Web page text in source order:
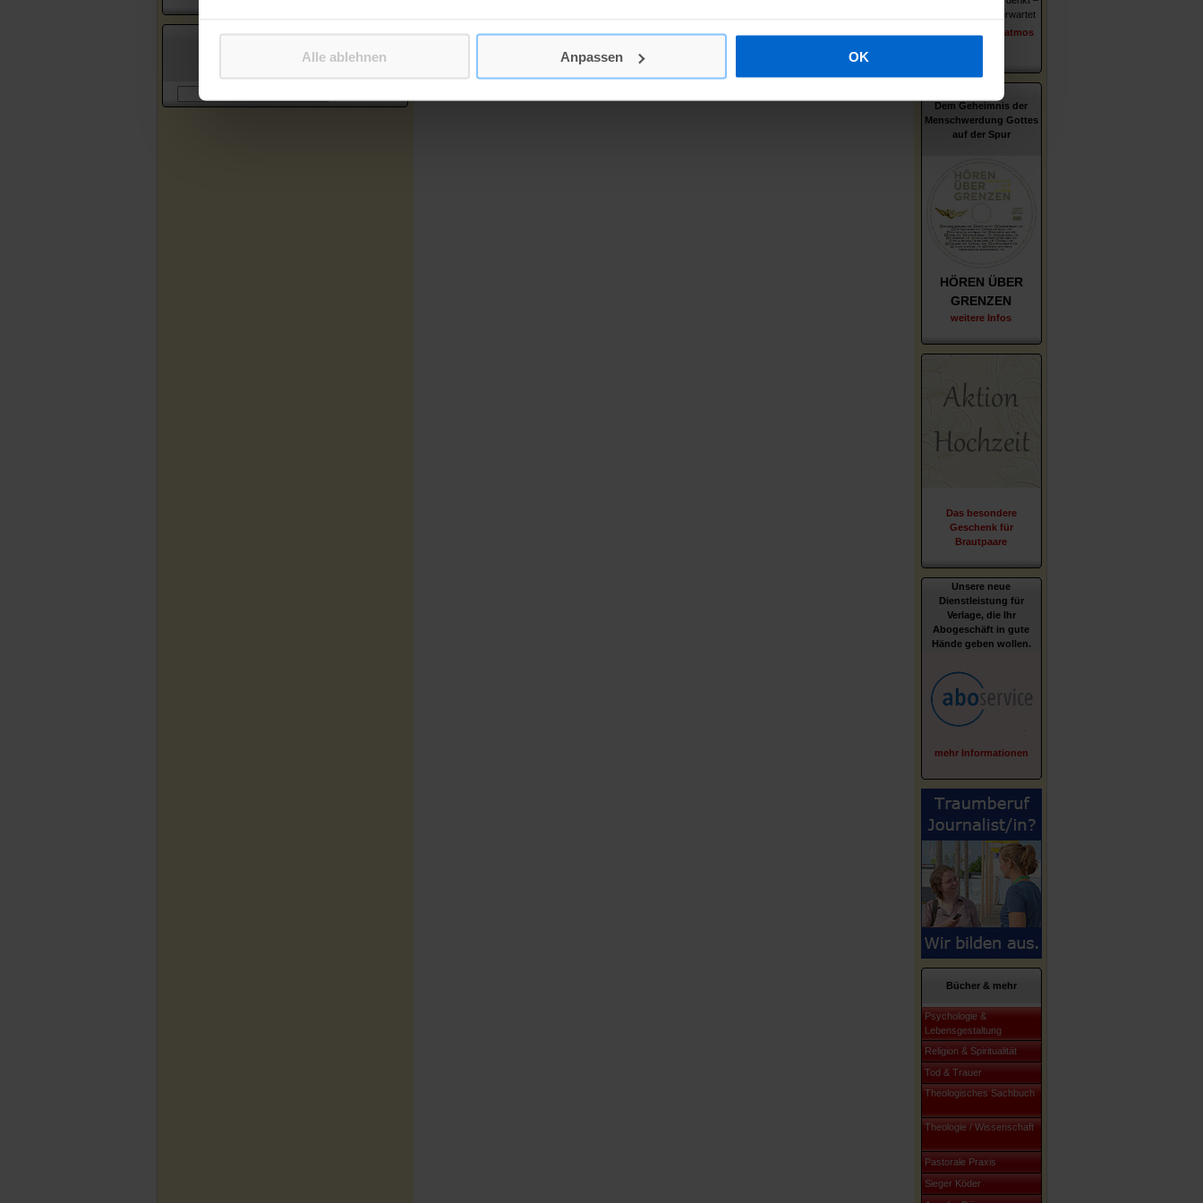
Alle ablehnen Anpassen OK
Sonntagsblattes
was ihn und uns erwartet
erschienen im Patmos
Dem Geheimnis der
Menschwerdung Gottes
auf der Spur
HÖREN ÜBER
GRENZEN
weitere Infos
Das besondere
Geschenk für
Brautpaare
Unsere neue
Dienstleistung für
Verlage, die Ihr
Abogeschäft in gute
Hände geben wollen.
mehr Informationen
Bücher & mehr
Psychologie &
Lebensgestaltung
Religion & Spiritualität
Tod & Trauer
Theologisches Sachbuch
Theologie / Wissenschaft
Pastorale Praxis
Sieger Köder